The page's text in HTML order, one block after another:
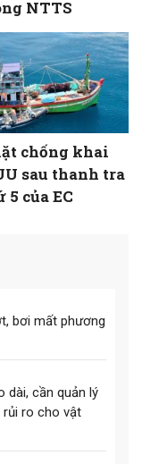
NTTS
chống khai
sau thanh tra
của EC
bơi mất phương
dài, cần quản lý
rủi ro cho vật